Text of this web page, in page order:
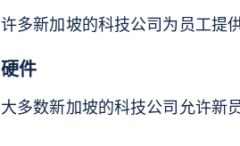
许多新加坡的科技公司为员工提
硬件
大多数新加坡的科技公司允许新